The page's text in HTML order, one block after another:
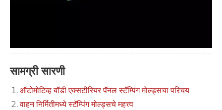
सामग्री सारणी
ऑटोमोटिव्ह बॉडी एक्सटीरियर पॅनल स्टॅम्पिंग मोल्ड्सचा परिचय
वाहन निर्मितीमध्ये स्टॅम्पिंग मोल्ड्सचे महत्त्व